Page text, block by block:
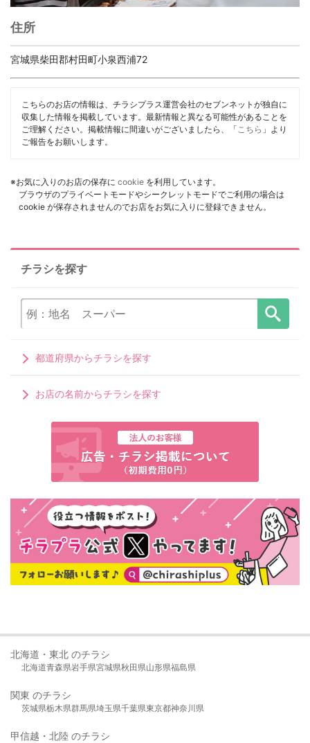
住所
宮城県柴田郡村田町小泉西浦72
こちらのお店の情報は、チラシプラス運営会社のセブンネットが独自に
収集した情報を掲載しています。最新情報と異なる可能性があることを
ご理解ください。掲載情報に間違いがございましたら、「 こちら 」より
ご報告をお願いします。
※お気に入りのお店の保存に cookie を利用しています。
ブラウザのプライベートモードやシークレットモードでご利用の場合は
cookie が保存されませんのでお店をお気に入りに登録できません。
チラシを探す
都道府県からチラシを探す
お店の名前からチラシを探す
北海道・東北 のチラシ
北海道青森県岩手県宮城県秋田県山形県福島県
関東 のチラシ
茨城県栃木県群馬県埼玉県千葉県東京都神奈川県
甲信越・北陸 のチラシ